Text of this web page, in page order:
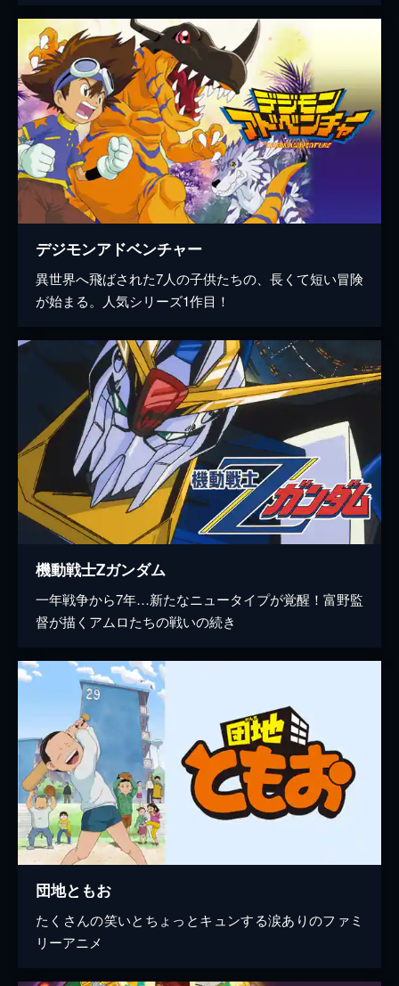
デジモンアドベンチャー
異世界へ飛ばされた7人の子供たちの、長くて短い冒険
が始まる。人気シリーズ1作目！
機動戦士Ζガンダム
一年戦争から7年…新たなニュータイプが覚醒！富野監
督が描くアムロたちの戦いの続き
団地ともお
たくさんの笑いとちょっとキュンする涙ありのファミ
リーアニメ